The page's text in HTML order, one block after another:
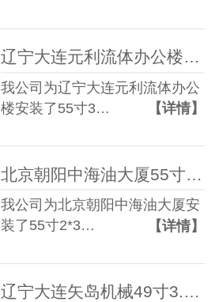
辽宁大连元利流体办公楼55寸3.5mm 3*4液晶拼接屏
我公司为辽宁大连元利流体办公
楼安装了55寸3…
【详情】
北京朝阳中海油大厦55寸0.88mm 2*3液晶拼接屏
我公司为北京朝阳中海油大厦安
装了55寸2*3…
【详情】
辽宁大连矢岛机械49寸3.5mm 3*3液晶拼接屏